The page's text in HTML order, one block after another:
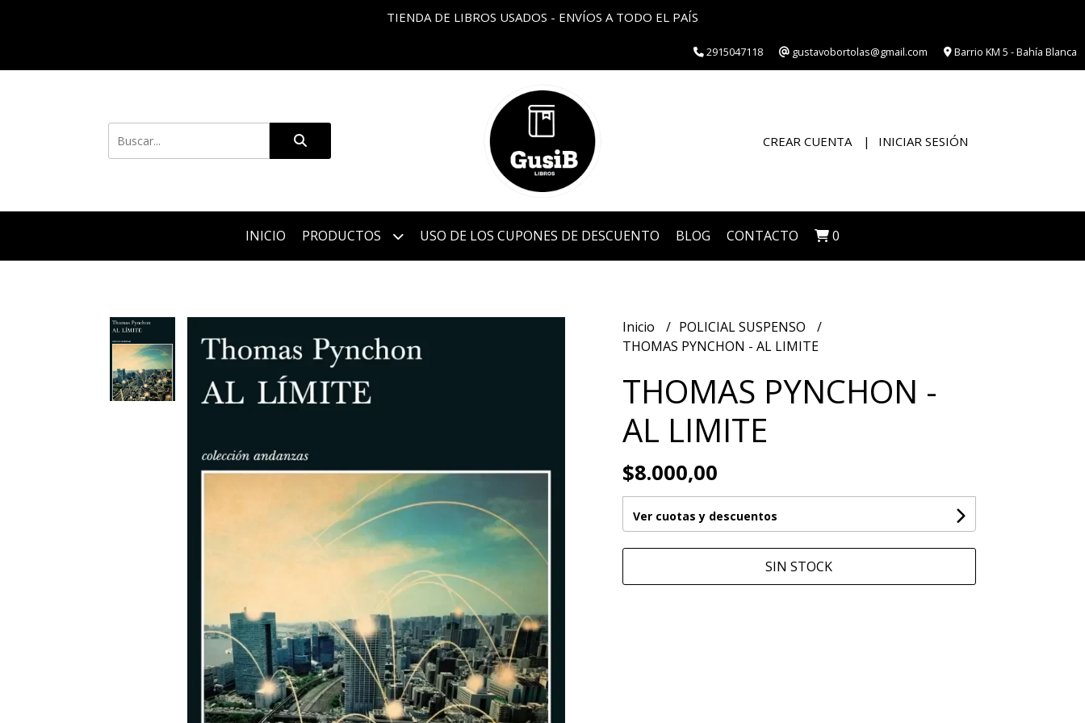
TIENDA DE LIBROS USADOS - ENVÍOS A TODO EL PAÍS
2915047118 gustavobortolas@gmail.com Barrio KM 5 - Bahía Blanca
CREAR CUENTA INICIAR SESIÓN
INICIO PRODUCTOS USO DE LOS CUPONES DE DESCUENTO BLOG CONTACTO 0
Inicio
POLICIAL SUSPENSO
THOMAS PYNCHON - AL LIMITE
THOMAS PYNCHON -
AL LIMITE
$8.000,00
Ver cuotas y descuentos
SIN STOCK